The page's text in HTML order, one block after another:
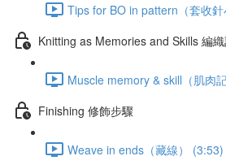
Tips for BO in pattern（套收
Knitting as Memories and Skills 編
Muscle memory & skill（肌肉
Finishing 修飾步驟
Weave in ends（藏線） (3:53)